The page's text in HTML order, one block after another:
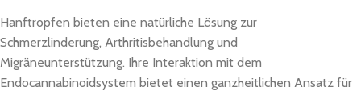
Hanftropfen bieten eine natürliche Lösung zur
Schmerzlinderung, Arthritisbehandlung und
Migräneunterstützung. Ihre Interaktion mit dem
Endocannabinoidsystem bietet einen ganzheitlichen Ansatz für